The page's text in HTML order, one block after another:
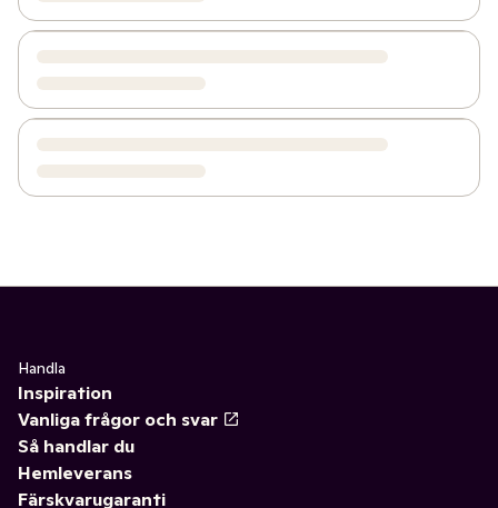
Handla
Inspiration
Vanliga frågor och svar
Så handlar du
Hemleverans
Färskvarugaranti